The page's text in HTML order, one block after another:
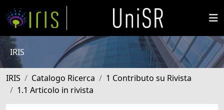
IRIS
IRIS Catalogo Ricerca
1 Contributo su Rivista
1.1 Articolo in rivista